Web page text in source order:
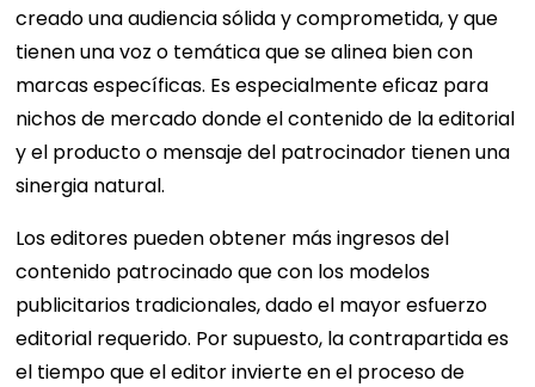
creado una audiencia sólida y comprometida, y que
tienen una voz o temática que se alinea bien con
marcas específicas. Es especialmente eficaz para
nichos de mercado donde el contenido de la editorial
y el producto o mensaje del patrocinador tienen una
sinergia natural.
Los editores pueden obtener más ingresos del
contenido patrocinado que con los modelos
publicitarios tradicionales, dado el mayor esfuerzo
editorial requerido. Por supuesto, la contrapartida es
el tiempo que el editor invierte en el proceso de